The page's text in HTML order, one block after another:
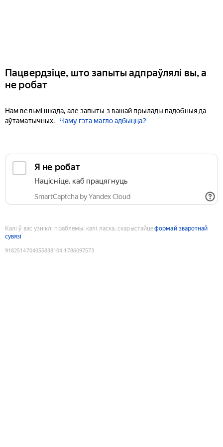
Пацвердзіце, што запыты адпраўлялі вы, а
не робат
Нам вельмі шкада, але запыты з вашай прылады падобныя да
аўтаматычных.
Чаму гэта магло адбыцца?
Я не робат
Націсніце, каб працягнуць
SmartCaptcha by Yandex Cloud
Калі ў вас узніклі праблемы, калі ласка, скарыстайцеформай зваротнай
сувязі
9182514704055838104:1786097573